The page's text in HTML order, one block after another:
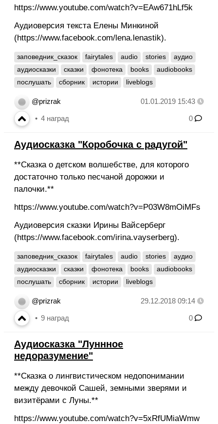
https://www.youtube.com/watch?v=EAw671hLf5k
Аудиоверсия текста Елены Минкиной
(https://www.facebook.com/lena.lenastik).
заповедник_сказок fairytales audio stories
аудио
аудиосказки
сказки фонотека books
audiobooks
послушать
сборник истории liveblogs
@prizrak 01.01.2019 15:43
4 наград 0
Аудиосказка "Коробочка с радугой"
**Сказка о детском волшебстве, для которого
достаточно только песчаной дорожки и
палочки.**
https://www.youtube.com/watch?v=P03W8mOiMFs
Аудиоверсия сказки Ирины Вайсерберг
(https://www.facebook.com/irina.vayserberg).
заповедник_сказок fairytales audio stories
аудио
аудиосказки
сказки фонотека books
audiobooks
послушать
сборник истории liveblogs
@prizrak 29.12.2018 09:14
9 наград 0
Аудиосказка "Луннное
недоразумение"
**Сказка о лингвистическом недопонимании
между девочкой Сашей, земными зверями и
визитёрами с Луны.**
https://www.youtube.com/watch?v=5xRfUMiaWmw